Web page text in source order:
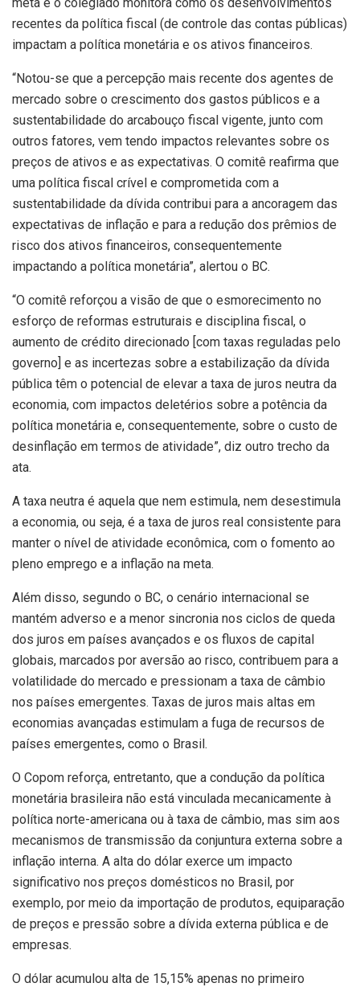
recentes da política fiscal (de controle das contas públicas)
impactam a política monetária e os ativos financeiros.
“Notou-se que a percepção mais recente dos agentes de
mercado sobre o crescimento dos gastos públicos e a
sustentabilidade do arcabouço fiscal vigente, junto com
outros fatores, vem tendo impactos relevantes sobre os
preços de ativos e as expectativas. O comitê reafirma que
uma política fiscal crível e comprometida com a
sustentabilidade da dívida contribui para a ancoragem das
expectativas de inflação e para a redução dos prêmios de
risco dos ativos financeiros, consequentemente
impactando a política monetária”, alertou o BC.
“O comitê reforçou a visão de que o esmorecimento no
esforço de reformas estruturais e disciplina fiscal, o
aumento de crédito direcionado [com taxas reguladas pelo
governo] e as incertezas sobre a estabilização da dívida
pública têm o potencial de elevar a taxa de juros neutra da
economia, com impactos deletérios sobre a potência da
política monetária e, consequentemente, sobre o custo de
desinflação em termos de atividade”, diz outro trecho da
ata.
A taxa neutra é aquela que nem estimula, nem desestimula
a economia, ou seja, é a taxa de juros real consistente para
manter o nível de atividade econômica, com o fomento ao
pleno emprego e a inflação na meta.
Além disso, segundo o BC, o cenário internacional se
mantém adverso e a menor sincronia nos ciclos de queda
dos juros em países avançados e os fluxos de capital
globais, marcados por aversão ao risco, contribuem para a
volatilidade do mercado e pressionam a taxa de câmbio
nos países emergentes. Taxas de juros mais altas em
economias avançadas estimulam a fuga de recursos de
países emergentes, como o Brasil.
O Copom reforça, entretanto, que a condução da política
monetária brasileira não está vinculada mecanicamente à
política norte-americana ou à taxa de câmbio, mas sim aos
mecanismos de transmissão da conjuntura externa sobre a
inflação interna. A alta do dólar exerce um impacto
significativo nos preços domésticos no Brasil, por
exemplo, por meio da importação de produtos, equiparação
de preços e pressão sobre a dívida externa pública e de
empresas.
O dólar acumulou alta de 15,15% apenas no primeiro